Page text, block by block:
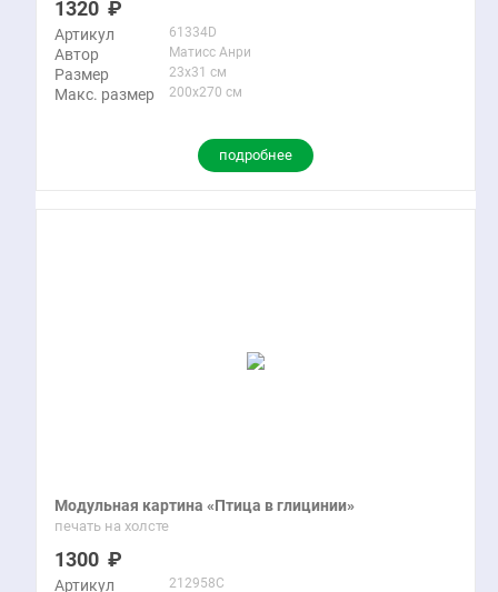
1320
Артикул 61334D
Автор Матисс Анри
Размер 23x31 см
Макс. размер 200x270 см
подробнее
Модульная картина «Птица в глицинии»
печать на холсте
1300
Артикул 212958C